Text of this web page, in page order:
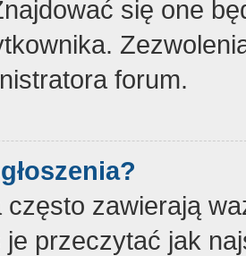
się one
forum.
często zawierają
je przeczytać jak